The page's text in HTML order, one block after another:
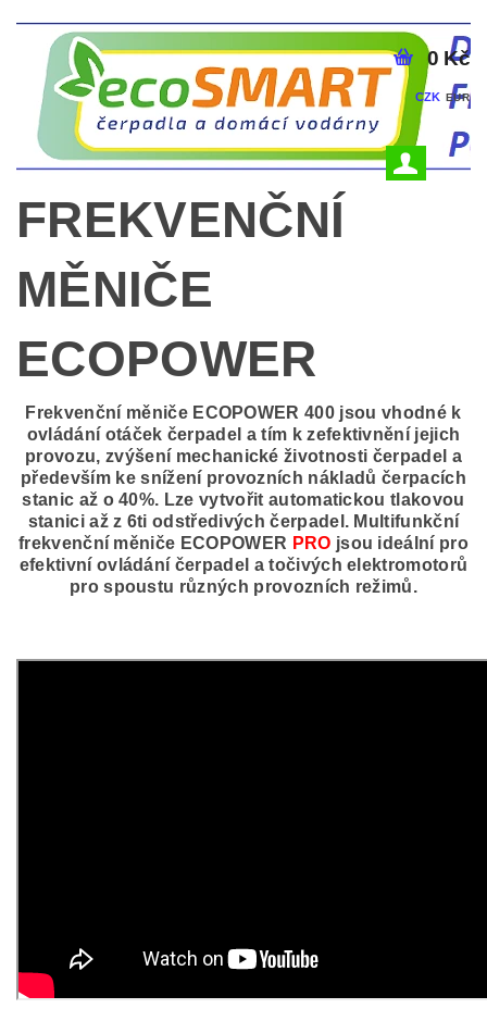
CZK EUR
0 Kč
FREKVENČNÍ
MĚNIČE
ECOPOWER
Frekvenční měniče ECOPOWER 400 jsou vhodné k
ovládání otáček čerpadel a tím k zefektivnění jejich
provozu, zvýšení mechanické životnosti čerpadel a
především ke snížení provozních nákladů čerpacích
stanic až o 40%. Lze vytvořit automatickou tlakovou
stanici až z 6ti odstředivých čerpadel. Multifunkční
frekvenční měniče ECOPOWER PRO jsou ideální pro
efektivní ovládání čerpadel a točivých elektromotorů
pro spoustu různých provozních režimů.